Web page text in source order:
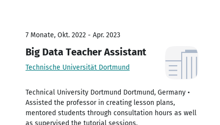
7 Monate, Okt. 2022 - Apr. 2023
Big Data Teacher Assistant
Technische Universität Dortmund
Technical University Dortmund Dortmund, Germany •
Assisted the professor in creating lesson plans,
mentored students through consultation hours as well
as supervised the tutorial sessions.